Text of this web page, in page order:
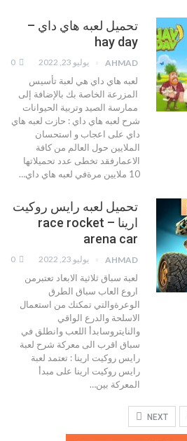
تحميل لعبه هاي داي –
hay day
AHMAD يوليو 23, 2022
لعبه هاي داي هي لعبة تأسيس
المزرعة الخاصة بك بالإضافة إلى
ممارسة الصيد وتربية الحيوانات
شرح لعبه هاي داي : حازت لعبه هاي
داي على اعجاب و استحسان
الملايين حول العالم من كافة
الاعمارفقد تخطى عدد تحميلاتها
10 ملايين مرةفي لعبه هاي داي
…
تحميل لعبه رايس روكيت
ارينا – race rocket
arena car
AHMAD يوليو 23, 2022
لعبة سباق ثلاثية الابعاد تعتبرمن
اروع العاب سباق الطرق
الوعرةوالتي تمكنك من استعمال
الاسلحة والدرع الواقي
والنايتروسابدأ اللعب وانطلق في
سباق اقرب الى معركة شرح لعبة
رايس روكيت ارينا : تعتمد لعبة
رايس روكيت ارينا على مبدأ
المعركة بين…
NEXT